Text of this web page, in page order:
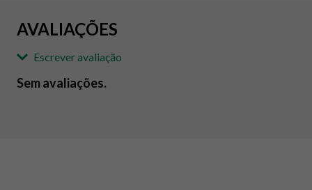
AVALIAÇÕES
Escrever avaliação
Sem avaliações.